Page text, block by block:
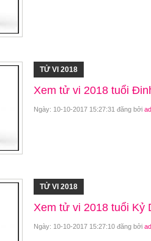
TỬ VI 2018
Xem tử vi 2018 tuổi
Ngày: 10-10-2017 15:27:31 đăng bởi
TỬ VI 2018
Xem tử vi 2018 tuổi Kỷ
Ngày: 10-10-2017 15:27:10 đăng bởi